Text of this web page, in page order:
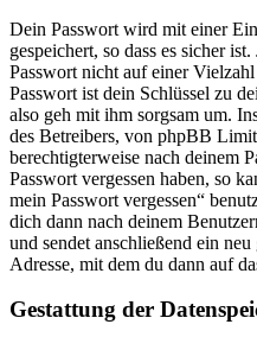
Dein Passwort wird mit einer
gespeichert, so dass es sicher
Passwort nicht auf einer
Passwort ist dein Schlüssel zu
also geh mit ihm sorgsam um.
des Betreibers, von phpBB
berechtigterweise nach deinem
Passwort vergessen haben, so
mein Passwort vergessen“
dich dann nach deinem
und sendet anschließend ein
Adresse, mit dem du dann auf
Gestattung der